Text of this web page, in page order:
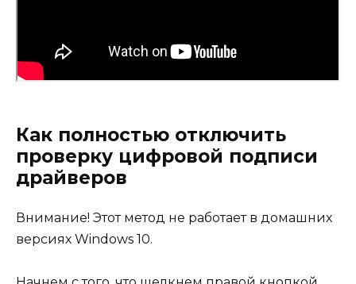
Как полностью отключить
проверку цифровой подписи
драйверов
Внимание! Этот метод не работает в домашних
версиях Windows 10.